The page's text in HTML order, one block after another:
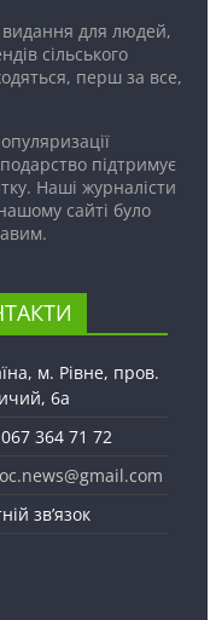
для людей,
сільського
перш за все,
підтримує
Наші журналісти
сайті було
м. Рівне, пров.
6а
364 71 72
зв’язок